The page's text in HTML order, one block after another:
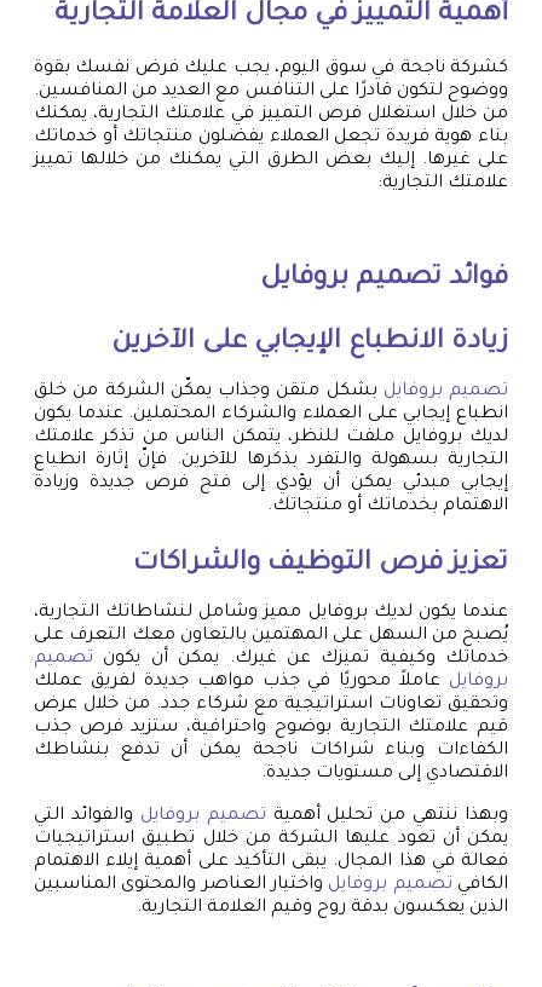
أهمية التمييز في مجال العلامة التجارية
كشركة ناجحة في سوق اليوم، يجب عليك فرض نفسك بقوة
ووضوح لتكون قادرًا على التنافس مع العديد من المنافسين.
من خلال استغلال فرص التمييز في علامتك التجارية، يمكنك
بناء هوية فريدة تجعل العملاء يفضلون منتجاتك أو خدماتك
على غيرها. إليك بعض الطرق التي يمكنك من خلالها تمييز
علامتك التجارية:
فوائد تصميم بروفايل
زيادة الانطباع الإيجابي على الآخرين
تصميم بروفايل بشكل متقن وجذاب يمكّن الشركة من خلق
انطباع إيجابي على العملاء والشركاء المحتملين. عندما يكون
لديك بروفايل ملفت للنظر، يتمكن الناس من تذكر علامتك
التجارية بسهولة والتفرد بذكرها للآخرين. فإنّ إثارة انطباع
إيجابي مبدئي يمكن أن يؤدي إلى فتح فرص جديدة وزيادة
الاهتمام بخدماتك أو منتجاتك.
تعزيز فرص التوظيف والشراكات
عندما يكون لديك بروفايل مميز وشامل لنشاطاتك التجارية،
يُصبح من السهل على المهتمين بالتعاون معك التعرف على
خدماتك وكيفية تميزك عن غيرك. يمكن أن يكون تصميم
بروفايل عاملاً محوريًا في جذب مواهب جديدة لفريق عملك
وتحقيق تعاونات استراتيجية مع شركاء جدد. من خلال عرض
قيم علامتك التجارية بوضوح واحترافية، ستزيد فرص جذب
الكفاءات وبناء شراكات ناجحة يمكن أن تدفع بنشاطك
الاقتصادي إلى مستويات جديدة.
وبهذا ننتهي من تحليل أهمية تصميم بروفايل والفوائد التي
يمكن أن تعود عليها الشركة من خلال تطبيق استراتيجيات
فعالة في هذا المجال. يبقى التأكيد على أهمية إيلاء الاهتمام
الكافي تصميم بروفايل واختيار العناصر والمحتوى المناسبين
الذين يعكسون بدقة روح وقيم العلامة التجارية.